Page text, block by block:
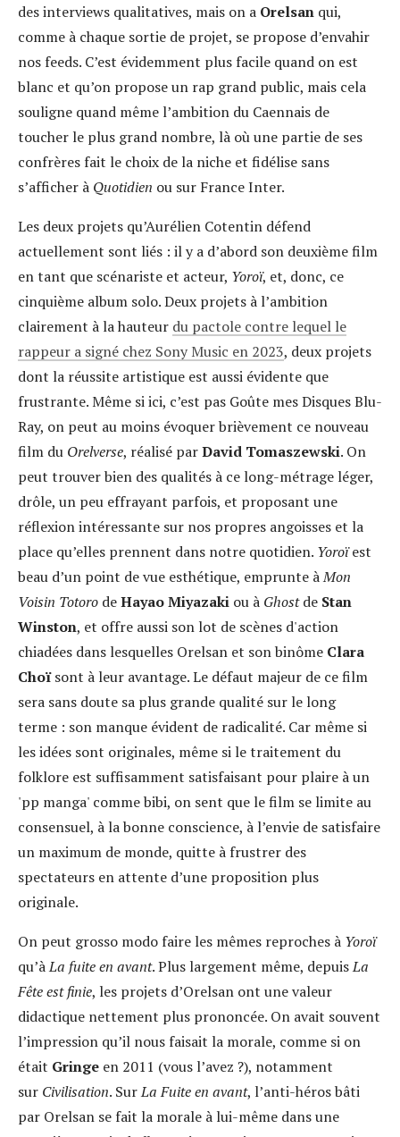
des interviews qualitatives, mais on a Orelsan qui,
comme à chaque sortie de projet, se propose d’envahir
nos feeds. C’est évidemment plus facile quand on est
blanc et qu’on propose un rap grand public, mais cela
souligne quand même l’ambition du Caennais de
toucher le plus grand nombre, là où une partie de ses
confrères fait le choix de la niche et fidélise sans
s’afficher à Quotidien ou sur France Inter.
Les deux projets qu’Aurélien Cotentin défend
actuellement sont liés : il y a d’abord son deuxième film
en tant que scénariste et acteur, Yoroï, et, donc, ce
cinquième album solo. Deux projets à l’ambition
clairement à la hauteur du pactole contre lequel le
rappeur a signé chez Sony Music en 2023, deux projets
dont la réussite artistique est aussi évidente que
frustrante. Même si ici, c’est pas Goûte mes Disques Blu-
Ray, on peut au moins évoquer brièvement ce nouveau
film du Orelverse, réalisé parDavid Tomaszewski. On
peut trouver bien des qualités à ce long-métrage léger,
drôle, un peu effrayant parfois, et proposant une
réflexion intéressante sur nos propres angoisses et la
place qu’elles prennent dans notre quotidien. Yoroïest
beau d’un point de vue esthétique, emprunte àMon
Voisin Totoro deHayao Miyazaki ou à Ghostde Stan
Winston, et offre aussi son lot de scènes d'action
chiadées dans lesquelles Orelsan et son binôme Clara
Choïsont à leur avantage. Le défaut majeur de ce film
sera sans doute sa plus grande qualité sur le long
terme : son manque évident de radicalité. Car même si
les idées sont originales, même si le traitement du
folklore est suffisamment satisfaisant pour plaire à un
'pp manga' comme bibi, on sent que le film se limite au
consensuel, à la bonne conscience, à l’envie de satisfaire
un maximum de monde, quitte à frustrer des
spectateurs en attente d’une proposition plus
originale.
On peut grosso modo faire les mêmes reproches à Yoroï
qu’àLa fuite en avant. Plus largement même, depuisLa
Fête est finie, les projets d’Orelsan ont une valeur
didactique nettement plus prononcée. On avait souvent
l’impression qu’il nous faisait la morale, comme si on
était Gringe en 2011 (vous l’avez ?), notamment
sur Civilisation. SurLa Fuite en avant, l’anti-héros bâti
par Orelsan se fait la morale à lui-même dans une